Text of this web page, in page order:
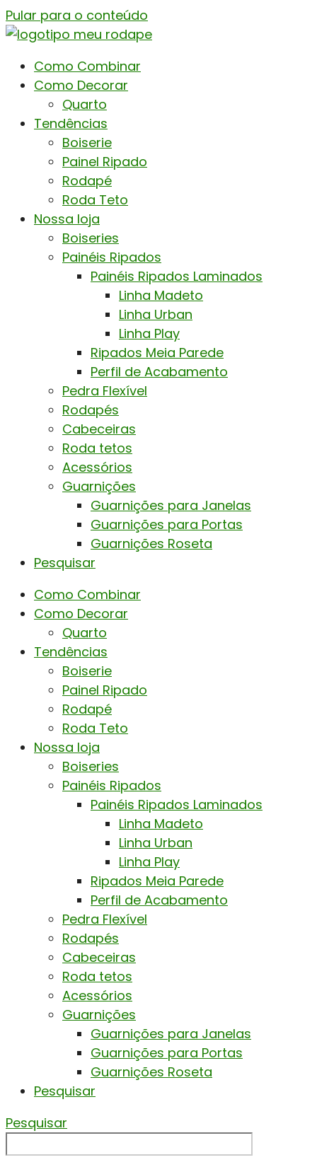
Pular para o conteúdo
Como Combinar
Como Decorar
Quarto
Tendências
Boiserie
Painel Ripado
Rodapé
Roda Teto
Nossa loja
Boiseries
Painéis Ripados
Painéis Ripados Laminados
Linha Madeto
Linha Urban
Linha Play
Ripados Meia Parede
Perfil de Acabamento
Pedra Flexível
Rodapés
Cabeceiras
Roda tetos
Acessórios
Guarnições
Guarnições para Janelas
Guarnições para Portas
Guarnições Roseta
Pesquisar
Como Combinar
Como Decorar
Quarto
Tendências
Boiserie
Painel Ripado
Rodapé
Roda Teto
Nossa loja
Boiseries
Painéis Ripados
Painéis Ripados Laminados
Linha Madeto
Linha Urban
Linha Play
Ripados Meia Parede
Perfil de Acabamento
Pedra Flexível
Rodapés
Cabeceiras
Roda tetos
Acessórios
Guarnições
Guarnições para Janelas
Guarnições para Portas
Guarnições Roseta
Pesquisar
Pesquisar